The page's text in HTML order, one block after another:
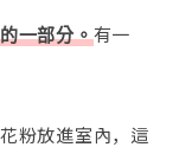
一部分。有一
粉放進室內，這